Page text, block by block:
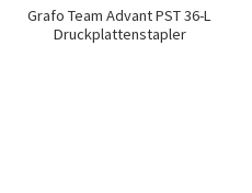
Grafo Team Advant PST 36-L
Druckplattenstapler